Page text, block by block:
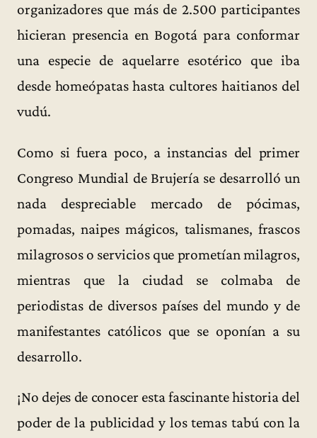
organizadores que más de 2.500 participantes
hicieran presencia en Bogotá para conformar
una especie de aquelarre esotérico que iba
desde homeópatas hasta cultores haitianos del
vudú.
Como si fuera poco, a instancias del primer
Congreso Mundial de Brujería se desarrolló un
nada despreciable mercado de pócimas,
pomadas, naipes mágicos, talismanes, frascos
milagrosos o servicios que prometían milagros,
mientras que la ciudad se colmaba de
periodistas de diversos países del mundo y de
manifestantes católicos que se oponían a su
desarrollo.
¡No dejes de conocer esta fascinante historia del
poder de la publicidad y los temas tabú con la